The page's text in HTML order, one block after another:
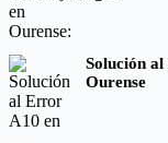
Solución
Ourense